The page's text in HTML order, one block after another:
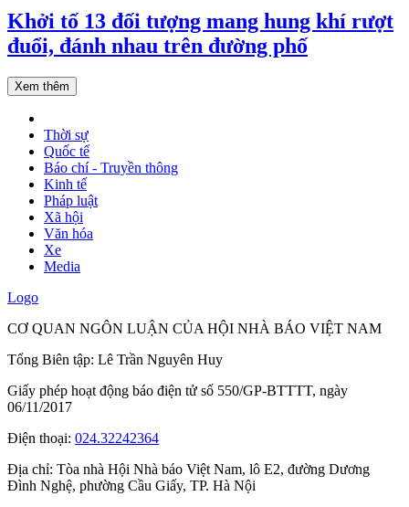
Khởi tố 13 đối tượng mang hung khí rượt
đuổi, đánh nhau trên đường phố
Xem thêm
Thời sự
Quốc tế
Báo chí - Truyền thông
Kinh tế
Pháp luật
Xã hội
Văn hóa
Xe
Media
Logo
CƠ QUAN NGÔN LUẬN CỦA HỘI NHÀ BÁO VIỆT NAM
Tổng Biên tập: Lê Trần Nguyên Huy
Giấy phép hoạt động báo điện tử số 550/GP-BTTTT, ngày
06/11/2017
Điện thoại: 024.32242364
Địa chỉ: Tòa nhà Hội Nhà báo Việt Nam, lô E2, đường Dương
Đình Nghệ, phường Cầu Giấy, TP. Hà Nội